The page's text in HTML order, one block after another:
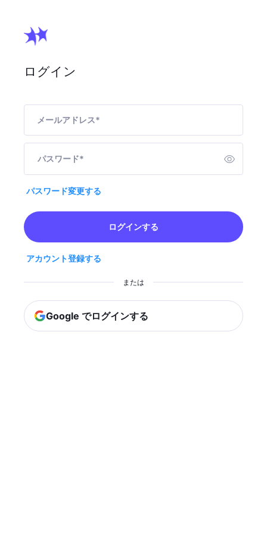
ログイン
メールアドレス*
パスワード*
パスワード変更する
ログインする
アカウント登録する
または
Google でログインする